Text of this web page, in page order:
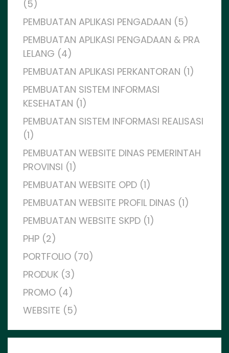
(5)
PEMBUATAN APLIKASI PENGADAAN (5)
PEMBUATAN APLIKASI PENGADAAN & PRA
LELANG (4)
PEMBUATAN APLIKASI PERKANTORAN (1)
PEMBUATAN SISTEM INFORMASI
KESEHATAN (1)
PEMBUATAN SISTEM INFORMASI REALISASI
(1)
PEMBUATAN WEBSITE DINAS PEMERINTAH
PROVINSI (1)
PEMBUATAN WEBSITE OPD (1)
PEMBUATAN WEBSITE PROFIL DINAS (1)
PEMBUATAN WEBSITE SKPD (1)
PHP (2)
PORTFOLIO (70)
PRODUK (3)
PROMO (4)
WEBSITE (5)